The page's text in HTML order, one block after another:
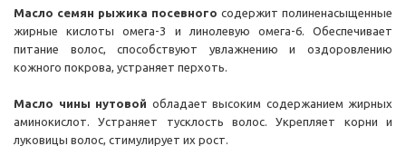
Масло семян рыжика посевного содержит полиненасыщенные
жирные кислоты омега-3 и линолевую омега-6. Обеспечивает
питание волос, способствуют увлажнению и оздоровлению
кожного покрова, устраняет перхоть.
Масло чины нутовой обладает высоким содержанием жирных
аминокислот. Устраняет тусклость волос. Укрепляет корни и
луковицы волос, стимулирует их рост.